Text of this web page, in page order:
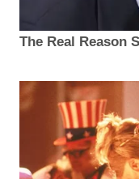
The Real Reason